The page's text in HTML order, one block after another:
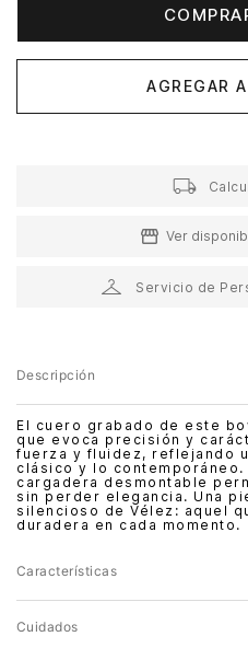
AGREGAR
Ver
Servicio de
Descripción
El cuero grabado de este
que evoca precisión y
fuerza y fluidez, reflejando
clásico y lo contemporáneo.
cargadera desmontable
sin perder elegancia. Una
silencioso de Vélez: aquel
duradera en cada momento.
Características
Cuidados